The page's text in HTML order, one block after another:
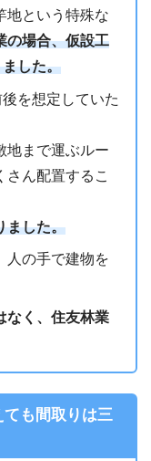
地という特殊な
の場合、仮設工
した。
を想定していた
地まで運ぶルー
さん配置するこ
ました。
人の手で建物を
なく、住友林業
も間取りは三